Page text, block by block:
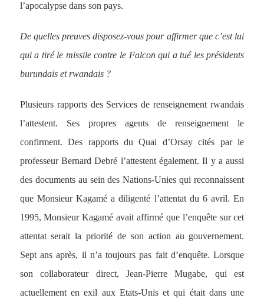
l’apocalypse dans son pays.
De quelles preuves disposez-vous pour affirmer que c’est lui
qui a tiré le missile contre le Falcon qui a tué les présidents
burundais et rwandais ?
Plusieurs rapports des Services de renseignement rwandais
l’attestent. Ses propres agents de renseignement le
confirment. Des rapports du Quai d’Orsay cités par le
professeur Bernard Debré l’attestent également. Il y a aussi
des documents au sein des Nations-Unies qui reconnaissent
que Monsieur Kagamé a diligenté l’attentat du 6 avril. En
1995, Monsieur Kagamé avait affirmé que l’enquête sur cet
attentat serait la priorité de son action au gouvernement.
Sept ans après, il n’a toujours pas fait d’enquête. Lorsque
son collaborateur direct, Jean-Pierre Mugabe, qui est
actuellement en exil aux Etats-Unis et qui était dans une